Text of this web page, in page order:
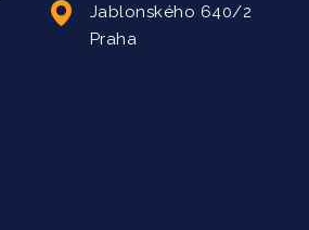
Jablonského 640/2
Praha